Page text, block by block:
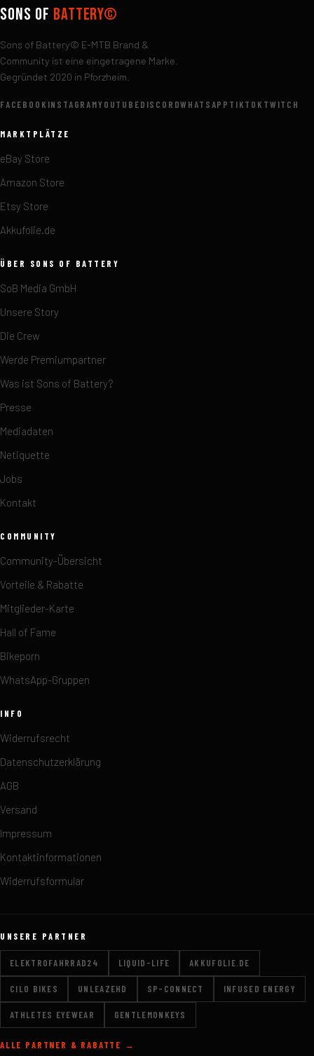
Sons of Battery©
Sons of Battery© E-MTB Brand &
Community ist eine eingetragene Marke.
Gegründet 2020 in Pforzheim.
FACEBOOK INSTAGRAMYOUTUBEDISCORDWHATSAPP TIKTOK TWITCH
MARKTPLÄTZE
eBay Store
Amazon Store
Etsy Store
Akkufolie.de
ÜBER SONS OF BATTERY
SoB Media GmbH
Unsere Story
Die Crew
Werde Premiumpartner
Was ist Sons of Battery?
Presse
Mediadaten
Netiquette
Jobs
Kontakt
COMMUNITY
Community-Übersicht
Vorteile & Rabatte
Mitglieder-Karte
Hall of Fame
Bikeporn
WhatsApp-Gruppen
INFO
Widerrufsrecht
Datenschutzerklärung
AGB
Versand
Impressum
Kontaktinformationen
Widerrufsformular
UNSERE PARTNER
ELEKTROFAHRRAD24 LIQUID-LIFE AKKUFOLIE.DE
CILO BIKES UNLEAZEHD SP-CONNECT INFUSED ENERGY
ATHLETES EYEWEAR GENTLEMONKEYS
ALLE PARTNER & RABATTE →